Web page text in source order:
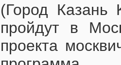
(Город Казань
пройдут в
проекта